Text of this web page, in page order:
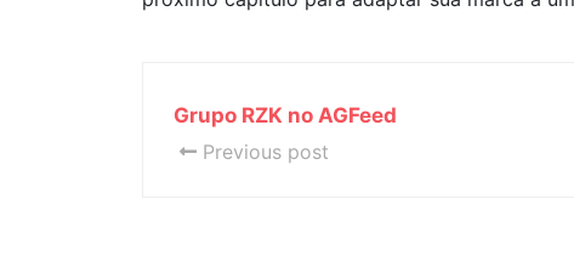
Grupo RZK no AGFeed
Previous post